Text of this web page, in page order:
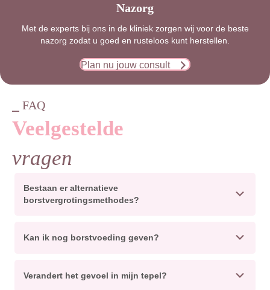
Nazorg
Met de experts bij ons in de kliniek zorgen wij voor de beste
nazorg zodat u goed en rusteloos kunt herstellen.
Plan nu jouw consult
⎯ FAQ
Veelgestelde
vragen
Bestaan er alternatieve
borstvergrotingsmethodes?
Kan ik nog borstvoeding geven?
Verandert het gevoel in mijn tepel?